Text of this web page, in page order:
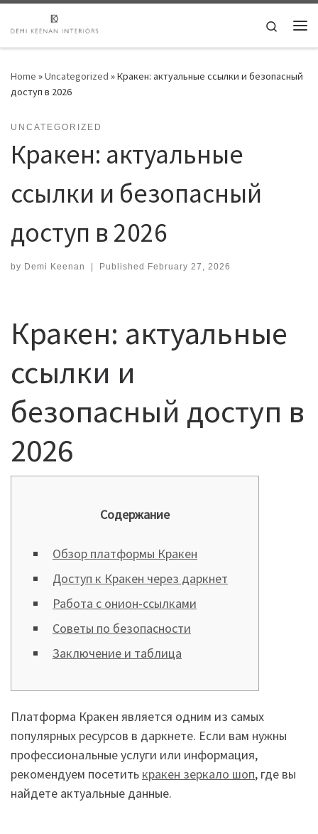
Skip to content
Search
Home »Uncategorized »Кракен: актуальные ссылки и безопасный
доступ в 2026
UNCATEGORIZED
Кракен: актуальные
ссылки и безопасный
доступ в 2026
by Demi Keenan | Published February 27, 2026
Кракен: актуальные
ссылки и
безопасный доступ в
2026
Содержание
Обзор платформы Кракен
Доступ к Кракен через даркнет
Работа с онион-ссылками
Советы по безопасности
Заключение и таблица
Платформа Кракен является одним из самых
популярных ресурсов в даркнете. Если вам нужны
профессиональные услуги или информация,
рекомендуем посетить кракен зеркало шоп, где вы
найдете актуальные данные.